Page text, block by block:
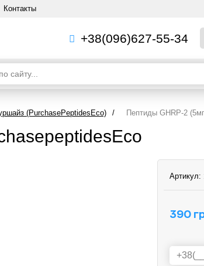
Контакты
+38(096)627-55-34
(PurchasePeptidesEco) / Пептиды GHRP-2
Артикул:
390